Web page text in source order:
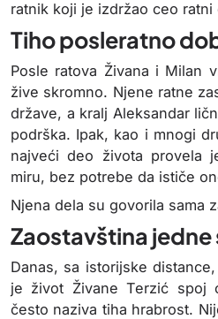
ratnik koji je izdržao ceo ratni
Tiho posleratno
Posle ratova Živana i Milan
žive skromno. Njene ratne
države, a kralj Aleksandar
podrška. Ipak, kao i mnogi
najveći deo života provela
miru, bez potrebe da ističe
Njena dela su govorila sama
Zaostavština
Danas, sa istorijske
je život Živane Terzić spoj
često naziva tiha hrabrost.